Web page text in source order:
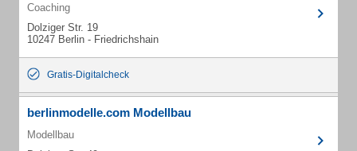
Coaching
Dolziger Str. 19
10247 Berlin - Friedrichshain
Gratis-Digitalcheck
berlinmodelle.com Modellbau
Modellbau